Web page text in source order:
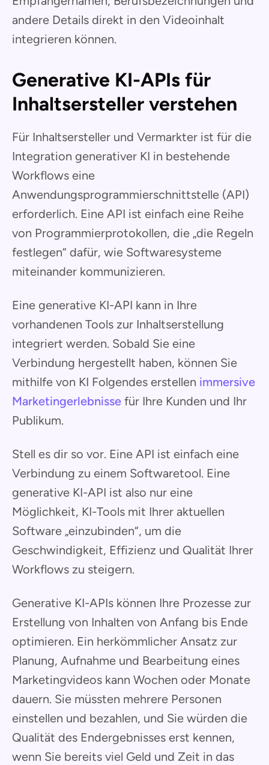
andere Details direkt in den Videoinhalt
integrieren können.
Generative KI-APIs für
Inhaltsersteller verstehen
Für Inhaltsersteller und Vermarkter ist für die
Integration generativer KI in bestehende
Workflows eine
Anwendungsprogrammierschnittstelle (API)
erforderlich. Eine API ist einfach eine Reihe
von Programmierprotokollen, die „die Regeln
festlegen“ dafür, wie Softwaresysteme
miteinander kommunizieren.
Eine generative KI-API kann in Ihre
vorhandenen Tools zur Inhaltserstellung
integriert werden. Sobald Sie eine
Verbindung hergestellt haben, können Sie
mithilfe von KI Folgendes erstellen immersive
Marketingerlebnisse für Ihre Kunden und Ihr
Publikum.
Stell es dir so vor. Eine API ist einfach eine
Verbindung zu einem Softwaretool. Eine
generative KI-API ist also nur eine
Möglichkeit, KI-Tools mit Ihrer aktuellen
Software „einzubinden“, um die
Geschwindigkeit, Effizienz und Qualität Ihrer
Workflows zu steigern.
Generative KI-APIs können Ihre Prozesse zur
Erstellung von Inhalten von Anfang bis Ende
optimieren. Ein herkömmlicher Ansatz zur
Planung, Aufnahme und Bearbeitung eines
Marketingvideos kann Wochen oder Monate
dauern. Sie müssten mehrere Personen
einstellen und bezahlen, und Sie würden die
Qualität des Endergebnisses erst kennen,
wenn Sie bereits viel Geld und Zeit in das